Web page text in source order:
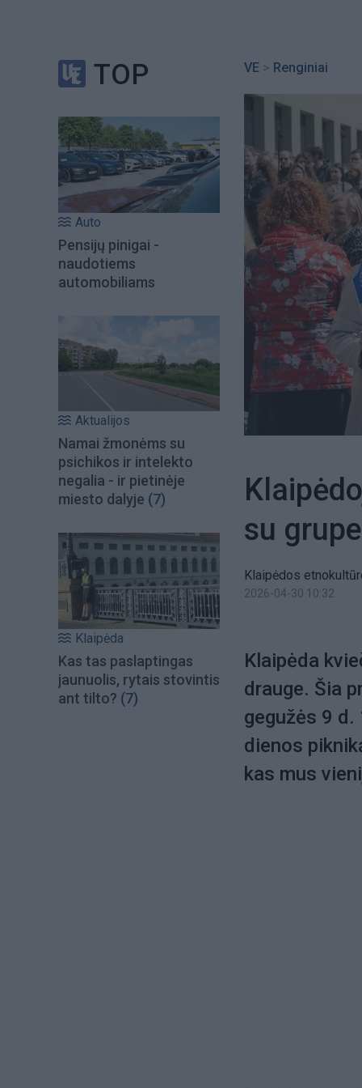
TOP
Auto
Pensijų pinigai -
naudotiems
automobiliams
Aktualijos
Namai žmonėms su
psichikos ir intelekto
negalia - ir pietinėje
miesto dalyje (7)
Klaipėda
Kas tas paslaptingas
jaunuolis, rytais stovintis
ant tilto? (7)
VE > Renginiai
su
Klaipėdos
2026-04-30 10:32
Klaipėda
drauge. Šia
gegužės 9
dienos
kas mus